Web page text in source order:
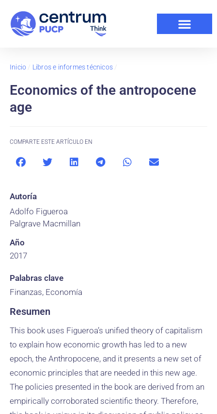
Inicio / Libros e informes técnicos /
Economics of the antropocene
age
COMPARTE ESTE ARTÍCULO EN
Autoría
Adolfo Figueroa
Palgrave Macmillan
Año
2017
Palabras clave
Finanzas, Economía
Resumen
This book uses Figueroa’s unified theory of capitalism
to explain how economic growth has led to a new
epoch, the Anthropocene, and it presents a new set of
economic principles that are needed in this new age.
The policies presented in the book are derived from an
empirically corroborated scientific theory. Therefore,